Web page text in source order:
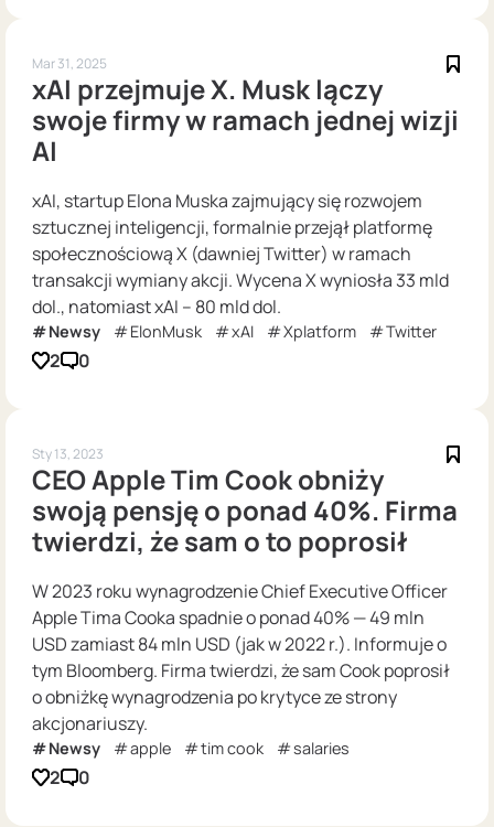
Mar 31, 2025
xAI przejmuje X. Musk lączy
swoje firmy w ramach jednej wizji
AI
xAI, startup Elona Muska zajmujący się rozwojem
sztucznej inteligencji, formalnie przejął platformę
społecznościową X (dawniej Twitter) w ramach
transakcji wymiany akcji. Wycena X wyniosła 33 mld
dol., natomiast xAI – 80 mld dol.
Newsy ElonMusk xAI Xplatform Twitter
2 0
Sty 13, 2023
CEO Apple Tim Cook obniży
swoją pensję o ponad 40%. Firma
twierdzi, że sam o to poprosił
W 2023 roku wynagrodzenie Chief Executive Officer
Apple Tima Cooka spadnie o ponad 40% — 49 mln
USD zamiast 84 mln USD (jak w 2022 r.). Informuje o
tym Bloomberg. Firma twierdzi, że sam Cook poprosił
o obniżkę wynagrodzenia po krytyce ze strony
akcjonariuszy.
Newsy apple tim cook salaries
2 0